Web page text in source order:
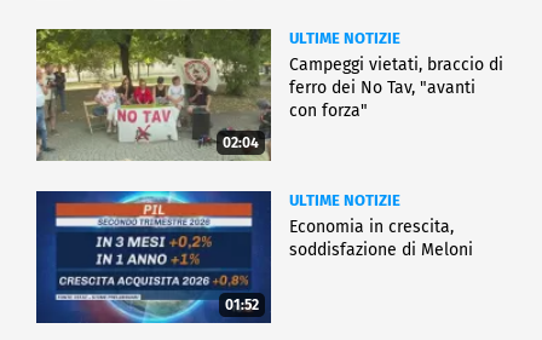
02:04
ULTIME NOTIZIE
Campeggi vietati, braccio di
ferro dei No Tav, "avanti
con forza"
01:52
ULTIME NOTIZIE
Economia in crescita,
soddisfazione di Meloni